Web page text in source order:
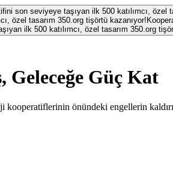
son seviyeye taşıyan ilk 500 katılımcı, özel
özel tasarım 350.org tişörtü kazanıyor!
ilk 500 katılımcı, özel tasarım 350.org
Geleceğe Güç Kat
kooperatiflerinin önündeki engellerin